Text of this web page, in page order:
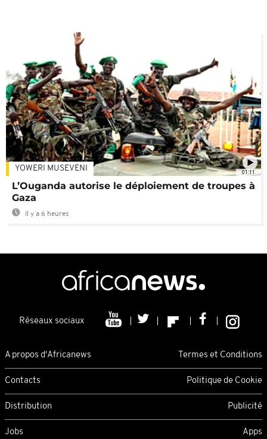
01:11
YOWERI MUSEVENI
L’Ouganda autorise le déploiement de troupes à
Gaza
Il y a 6 heures
Réseaux sociaux
A propos d'Africanews Termes et Conditions
Contacts Politique de Cookie
Distribution Publicité
Jobs Apps